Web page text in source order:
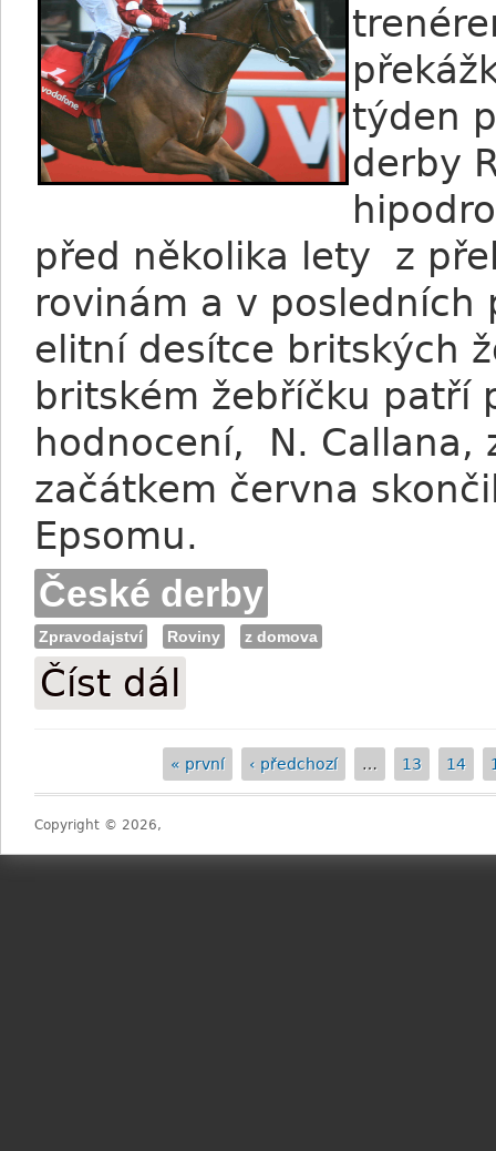
týden
derby
před několika lety z
rovinám a v
elitní desítce britských
britském žebříčku patří
hodnocení, N.
začátkem června
Epsomu.
České derby
Zpravodajství Roviny z domova
Číst dál
« první ‹ předchozí … 13 14
Copyright © 2026,